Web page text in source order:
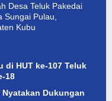
Desa Teluk Pakedai
Pulau,
Kubu
di HUT ke-107 Teluk
18
Nyatakan Dukungan